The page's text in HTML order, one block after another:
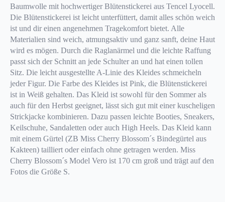
Baumwolle mit hochwertiger Blütenstickerei aus Tencel Lyocell.
Die Blütenstickerei ist leicht unterfüttert, damit alles schön weich
ist und dir einen angenehmen Tragekomfort bietet. Alle
Materialien sind weich, atmungsaktiv und ganz sanft, deine Haut
wird es mögen. Durch die Raglanärmel und die leichte Raffung
passt sich der Schnitt an jede Schulter an und hat einen tollen
Sitz. Die leicht ausgestellte A-Linie des Kleides schmeicheln
jeder Figur. Die Farbe des Kleides ist Pink, die Blütenstickerei
ist in Weiß gehalten. Das Kleid ist sowohl für den Sommer als
auch für den Herbst geeignet, lässt sich gut mit einer kuscheligen
Strickjacke kombinieren. Dazu passen leichte Booties, Sneakers,
Keilschuhe, Sandaletten oder auch High Heels. Das Kleid kann
mit einem Gürtel (ZB Miss Cherry Blossom´s Bindegürtel aus
Kakteen) tailliert oder einfach ohne getragen werden. Miss
Cherry Blossom´s Model Vero ist 170 cm groß und trägt auf den
Fotos die Größe S.